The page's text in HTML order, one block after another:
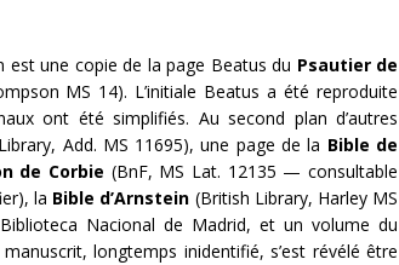
est une copie de la page Beatus du Psautier de
MS 14). L’initiale Beatus a été reproduite
ont été simplifiés. Au second plan d’autres
Add. MS 11695), une page de la Bible de
de Corbie (BnF, MS Lat. 12135 — consultable
la Bible d’Arnstein (British Library, Harley MS
Nacional de Madrid, et un volume du
longtemps inidentifié, s’est révélé être